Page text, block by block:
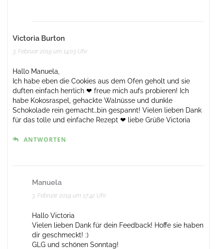
Victoria Burton
3. Februar 2019 um 14:03 Uhr
Hallo Manuela,
Ich habe eben die Cookies aus dem Ofen geholt und sie
duften einfach herrlich ❤ freue mich aufs probieren! Ich
habe Kokosraspel, gehackte Walnüsse und dunkle
Schokolade rein gemacht…bin gespannt! Vielen lieben Dank
für das tolle und einfache Rezept ❤ liebe Grüße Victoria
ANTWORTEN
Manuela
3. Februar 2019 um 17:42 Uhr
Hallo Victoria
Vielen lieben Dank für dein Feedback! Hoffe sie haben
dir geschmeckt! :)
GLG und schönen Sonntag!